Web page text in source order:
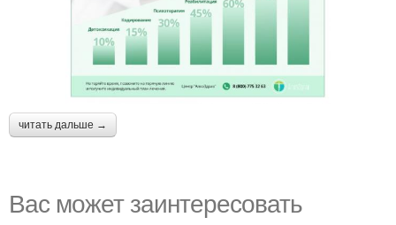
читать дальше →
Вас может заинтересовать